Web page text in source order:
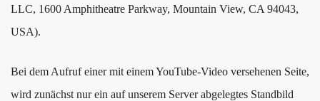
LLC, 1600 Amphitheatre Parkway, Mountain View, CA 94043,
USA).
Bei dem Aufruf einer mit einem YouTube-Video versehenen Seite,
wird zunächst nur ein auf unserem Server abgelegtes Standbild